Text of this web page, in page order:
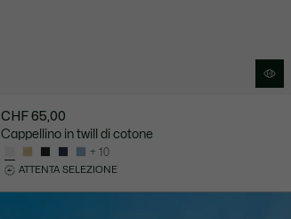
CHF 65,00
Cappellino in twill di cotone
+ 10
ATTENTA SELEZIONE